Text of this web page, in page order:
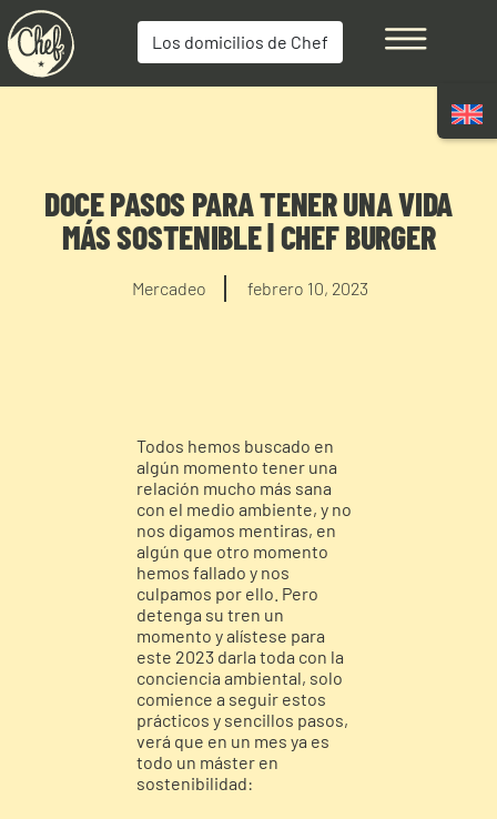
Los domicilios de Chef
DOCE PASOS PARA TENER UNA VIDA
MÁS SOSTENIBLE | CHEF BURGER
Mercadeo febrero 10, 2023
Todos hemos buscado en
algún momento tener una
relación mucho más sana
con el medio ambiente, y no
nos digamos mentiras, en
algún que otro momento
hemos fallado y nos
culpamos por ello. Pero
detenga su tren un
momento y alístese para
este 2023 darla toda con la
conciencia ambiental, solo
comience a seguir estos
prácticos y sencillos pasos,
verá que en un mes ya es
todo un máster en
sostenibilidad: